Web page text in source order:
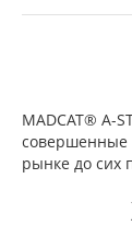
MADCAT® A-
совершенные
рынке до сих